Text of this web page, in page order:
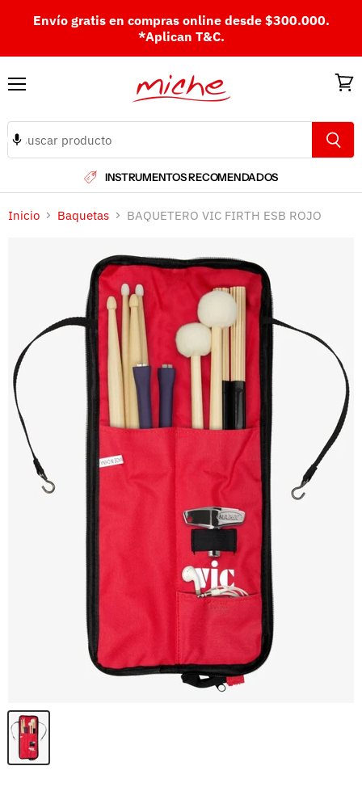
Envío gratis en compras online desde $300.000.
*Aplican T&C.
INSTRUMENTOS RECOMENDADOS
Inicio Baquetas BAQUETERO VIC FIRTH ESB ROJO